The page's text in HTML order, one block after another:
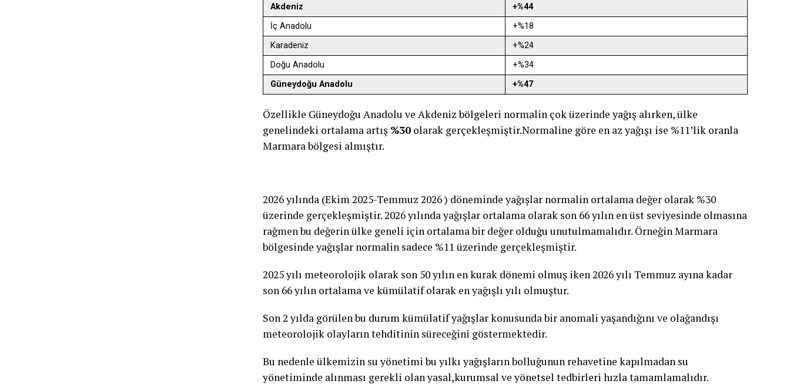
Akdeniz
+%44
İç Anadolu
+%18
Karadeniz
+%24
Doğu Anadolu
+%34
Güneydoğu Anadolu
+%47
Özellikle Güneydoğu Anadolu ve Akdeniz bölgeleri normalin çok üzerinde yağış alırken, ülke
genelindeki ortalama artış %30 olarak gerçekleşmiştir.Normaline göre en az yağışı ise %11’lik oranla
Marmara bölgesi almıştır.
2026 yılında (Ekim 2025-Temmuz 2026 ) döneminde yağışlar normalin ortalama değer olarak %30
üzerinde gerçekleşmiştir. 2026 yılında yağışlar ortalama olarak son 66 yılın en üst seviyesinde olmasına
rağmen bu değerin ülke geneli için ortalama bir değer olduğu unutulmamalıdır. Örneğin Marmara
bölgesinde yağışlar normalin sadece %11 üzerinde gerçekleşmiştir.
2025 yılı meteorolojik olarak son 50 yılın en kurak dönemi olmuş iken 2026 yılı Temmuz ayına kadar
son 66 yılın ortalama ve kümülatif olarak en yağışlı yılı olmuştur.
Son 2 yılda görülen bu durum kümülatif yağışlar konusunda bir anomali yaşandığını ve olağandışı
meteorolojik olayların tehditinin süreceğini göstermektedir.
Bu nedenle ülkemizin su yönetimi bu yılkı yağışların bolluğunun rehavetine kapılmadan su
yönetiminde alınması gerekli olan yasal,kurumsal ve yönetsel tedbirleri hızla tamamlamalıdır.